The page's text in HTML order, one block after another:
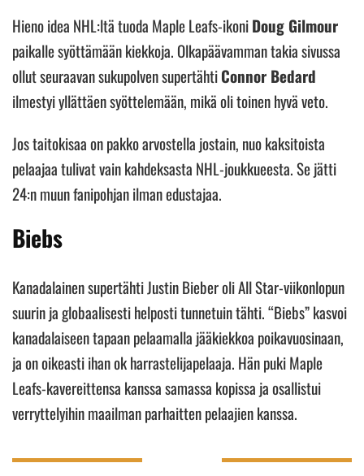
Hieno idea NHL:ltä tuoda Maple Leafs-ikoniDoug Gilmour
paikalle syöttämään kiekkoja. Olkapäävamman takia sivussa
ollut seuraavan sukupolven supertähtiConnor Bedard
ilmestyi yllättäen syöttelemään, mikä oli toinen hyvä veto.
Jos taitokisaa on pakko arvostella jostain, nuo kaksitoista
pelaajaa tulivat vain kahdeksasta NHL-joukkueesta. Se jätti
24:n muun fanipohjan ilman edustajaa.
Biebs
Kanadalainen supertähti Justin Bieber oli All Star-viikonlopun
suurin ja globaalisesti helposti tunnetuin tähti. “Biebs” kasvoi
kanadalaiseen tapaan pelaamalla jääkiekkoa poikavuosinaan,
ja on oikeasti ihan ok harrastelijapelaaja. Hän puki Maple
Leafs-kavereittensa kanssa samassa kopissa ja osallistui
verryttelyihin maailman parhaitten pelaajien kanssa.